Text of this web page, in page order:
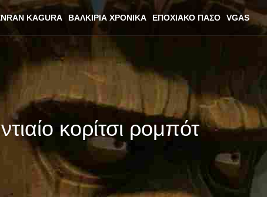
KAGURA ΒΑΛΚΊΡΙΑ ΧΡΟΝΙΚΆ ΕΠΟΧΙΑΚΌ ΠΆΣΟ VGAS
κορίτσι ρομπότ